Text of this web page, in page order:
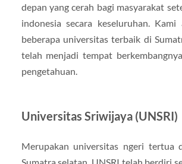
depan yang cerah bagi masyarakat
indonesia secara keseluruhan. Kami
beberapa universitas terbaik di
telah menjadi tempat
pengetahuan.
Universitas Sriwijaya (UNSRI)
Merupakan universitas ngeri tertua
Sumatra selatan, UNSRI telah berdiri